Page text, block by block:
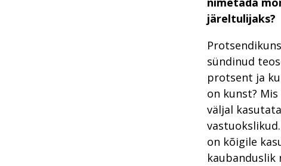
järeltulijaks?
sündinud
protsent ja
on kunst?
väljal
on kõigile
kaubanduslik